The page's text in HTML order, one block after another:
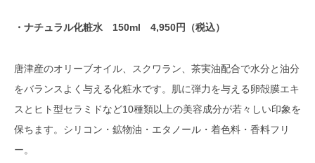
・ナチュラル化粧水 150ml 4,950円（税込）
唐津産のオリーブオイル、スクワラン、茶実油配合で水分と油分
をバランスよく与える化粧水です。肌に弾力を与える卵殻膜エキ
スとヒト型セラミドなど10種類以上の美容成分が若々しい印象を
保ちます。シリコン・鉱物油・エタノール・着色料・香料フリ
ー。